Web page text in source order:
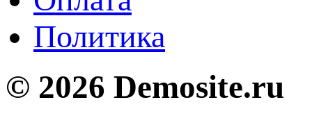
Политика
© 2026 Demosite.ru